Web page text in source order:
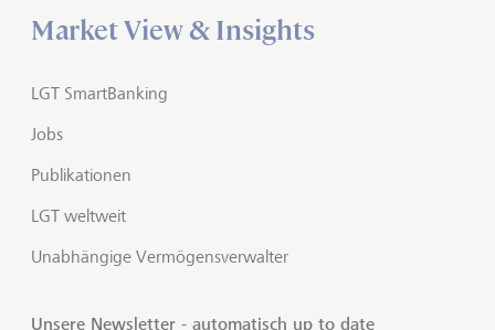
Market View & Insights
LGT SmartBanking
Jobs
Publikationen
LGT weltweit
Unabhängige Vermögensverwalter
Unsere Newsletter - automatisch up to date